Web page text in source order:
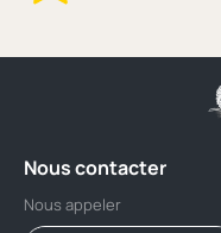
Nous contacter
Nous appeler